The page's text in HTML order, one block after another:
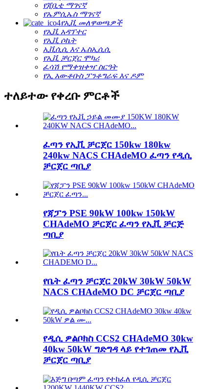
የጂቢቲ ማገናኛ
የኤምሲኤስ ማገናኛ
የኢቪ መለዋወጫዎች
የኢቪ አዳፕተር
የኢቪ ሶኬት
ኢቪሲሲ እና ኤስኢሲሲ
የኢቪ ቻርጀር ሞካሪ
ፈሳሽ የማቀዝቀዣ ስርዓት
የኢ አውቶቡስ ፓንቶግራፍ እና ዶም
ተለይተው የቀረቡ ምርቶች
ፈጣን የኢቪ ቻርጀር 150kw 180kw
240kw NACS CHAdeMO ፈጣን የዲሲ
ቻርጀር ጣቢያ
የጃፓን PSE 90kW 100kw 150kW
CHAdeMO ቻርጀር ፈጣን የኢቪ ቻርጅ
ጣቢያ
የቤት ፈጣን ቻርጀር 20kW 30kW 50kW
NACS CHAdeMO DC ቻርጀር ጣቢያ
የዲሲ ዎልቦክስ CCS2 CHAdeMO 30kw
40kw 50kW ግድግዳ ላይ የተገጠመ የኢቪ
ቻርጀር ጣቢያ